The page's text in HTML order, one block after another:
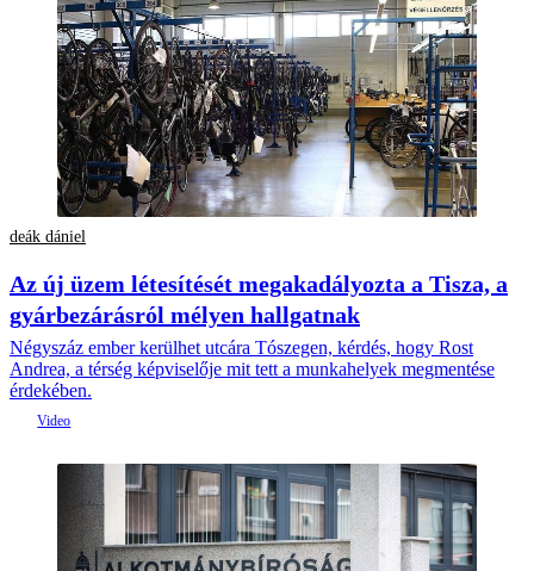
deák dániel
Az új üzem létesítését megakadályozta a Tisza, a
gyárbezárásról mélyen hallgatnak
Négyszáz ember kerülhet utcára Tószegen, kérdés, hogy Rost
Andrea, a térség képviselője mit tett a munkahelyek megmentése
érdekében.